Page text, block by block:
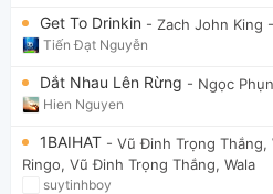
Get To Drinkin - Zach John King
Tiến Đạt Nguyễn
Dắt Nhau Lên Rừng - Ngọc
Hien Nguyen
1BAIHAT - Vũ Đinh Trọng Thắng,
Ringo, Vũ Đinh Trọng Thắng, Wala
suytinhboy